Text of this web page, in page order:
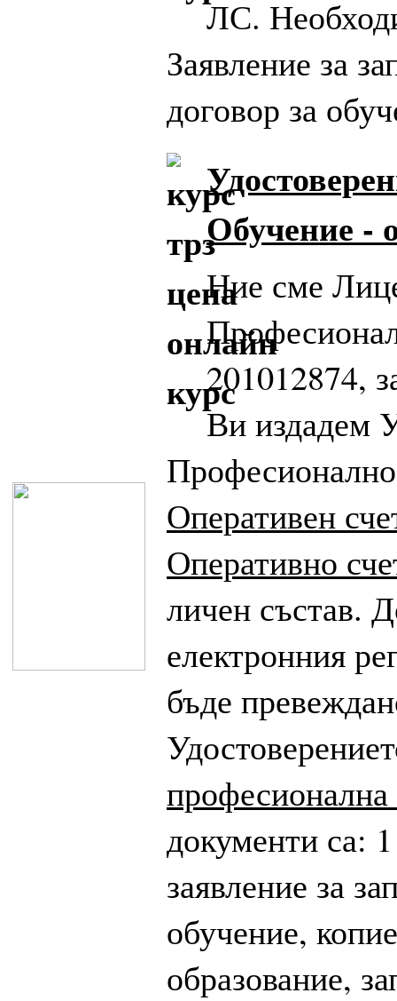
ЛС.
Заявление за
договор за
Обучение
Ние сме
201012874,
Ви издадем
Оперативен
Оперативно
личен състав.
електронния
бъде
документи са:
заявление за
обучение,
образование,